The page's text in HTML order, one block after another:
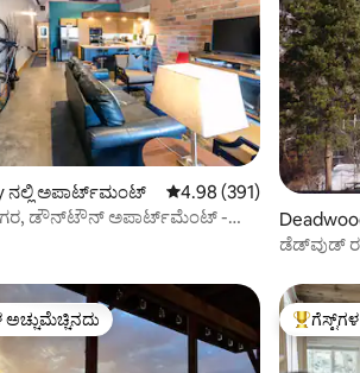
ನಲ್ಲಿ ಅಪಾರ್ಟ್‌ಮಂಟ್ 5 ರಲ್ಲಿ 4.98 ಸರಾಸರಿ
4.98 (391)
ಡೌನ್‌ಟೌನ್ ಅಪಾರ್ಟ್‌ಮೆಂಟ್ -
ಡೆಡ್‌ವುಡ್
ಹೆಚ್ಚು ಅಚ್ಚುಮೆಚ್ಚಿನದು
ಅಚ್ಚುಮೆಚ್ಚಿನದು ಗೆಸ್ಟ್‌ಗಳಿಗೆ